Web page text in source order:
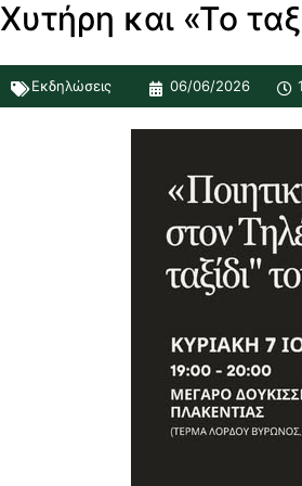
Χυτήρη και «Το
Εκδηλώσεις 06/06/2026